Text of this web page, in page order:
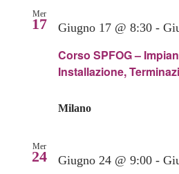
Mer
17
Corso SPFOG –
Installazione,
Giugno 17 @ 8:30 -
Milano
Mer
24 Giugno 24 @ 9:00 -